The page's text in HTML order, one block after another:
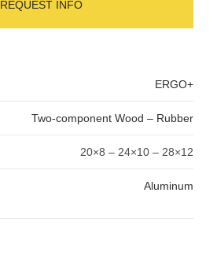
REQUEST INFO
ERGO+
Two-component Wood – Rubber
20×8 – 24×10 – 28×12
Aluminum